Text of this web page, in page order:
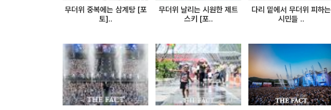
무더위 중복에는 삼계탕 [포
토]..
무더위 날리는 시원한 제트
스키 [포..
다리 밑에서 무더위 피하는
시민들 ..